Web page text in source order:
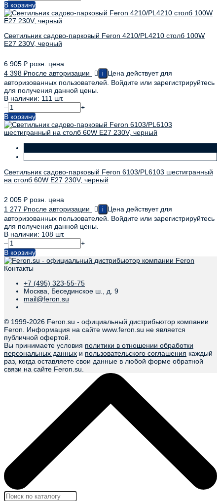
В корзину
Светильник садово-парковый Feron 4210/PL4210 столб 100W
E27 230V, черный
6 905 ₽ розн. цена
4 398 ₽после авторизации i
Цена действует для
авторизованных пользователей. Войдите или зарегистрируйтесь
для получения данной цены.
В наличии: 111 шт.
–
+
В корзину
Светильник садово-парковый Feron 6103/PL6103 шестигранный
на столб 60W E27 230V, черный
2 005 ₽ розн. цена
1 277 ₽после авторизации i
Цена действует для
авторизованных пользователей. Войдите или зарегистрируйтесь
для получения данной цены.
В наличии: 108 шт.
–
+
В корзину
Контакты
+7 (495) 323-55-75
Москва, Бесединское ш., д. 9
mail@feron.su
© 1999-2026 Feron.su - официальный дистрибьютор компании
Feron. Информация на сайте www.feron.su не является
публичной офертой.
Вы принимаете условия политики в отношении обработки
персональных данных и пользовательского соглашения каждый
раз, когда оставляете свои данные в любой форме обратной
связи на сайте Feron.su.